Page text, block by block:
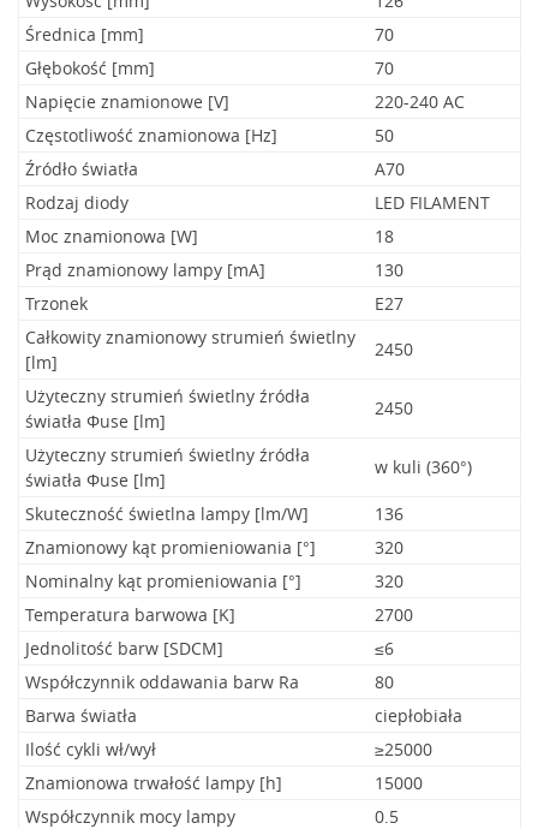
Średnica [mm]
70
Głębokość [mm]
70
Napięcie znamionowe [V]
220-240 AC
Częstotliwość znamionowa [Hz]
50
Źródło światła
A70
Rodzaj diody
LED FILAMENT
Moc znamionowa [W]
18
Prąd znamionowy lampy [mA]
130
Trzonek
E27
Całkowity znamionowy strumień świetlny
[lm]
2450
Użyteczny strumień świetlny źródła
światła Φuse [lm]
2450
Użyteczny strumień świetlny źródła
światła Φuse [lm]
w kuli (360°)
Skuteczność świetlna lampy [lm/W]
136
Znamionowy kąt promieniowania [°]
320
Nominalny kąt promieniowania [°]
320
Temperatura barwowa [K]
2700
Jednolitość barw [SDCM]
≤6
Współczynnik oddawania barw Ra
80
Barwa światła
ciepłobiała
Ilość cykli wł/wył
≥25000
Znamionowa trwałość lampy [h]
15000
Współczynnik mocy lampy
0.5